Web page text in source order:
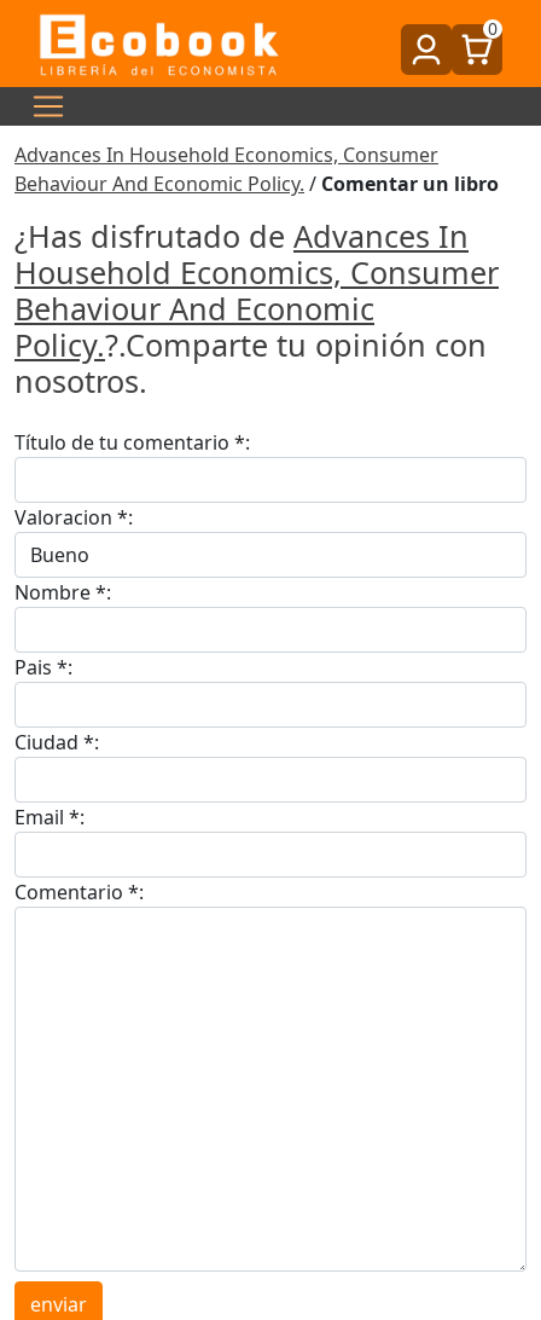
0
Advances In Household Economics, Consumer
Behaviour And Economic Policy. / Comentar un libro
¿Has disfrutado de Advances In
Household Economics, Consumer
Behaviour And Economic
Policy.?.Comparte tu opinión con
nosotros.
Título de tu comentario *:
Valoracion *:
Nombre *:
Pais *:
Ciudad *:
Email *:
Comentario *:
enviar